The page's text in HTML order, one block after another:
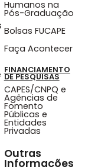
Humanos na
Pós-Graduação
Bolsas FUCAPE
Faça Acontecer
FINANCIAMENTO
DE PESQUISAS
CAPES/CNPQ e
Agências de
Fomento
Públicas e
Entidades
Privadas
Outras
Informações